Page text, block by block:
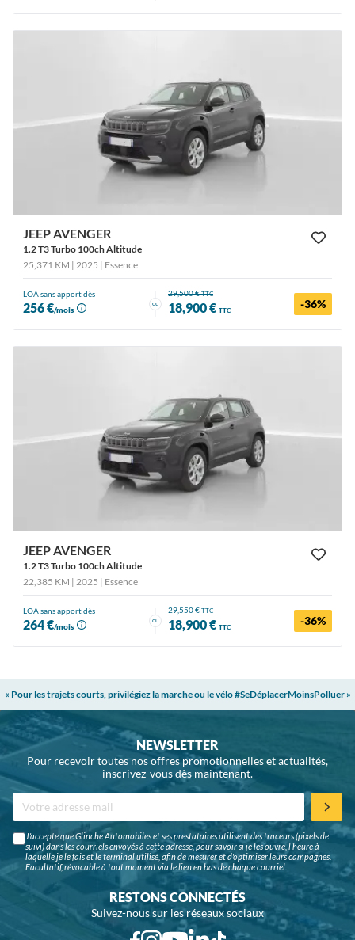
JEEP AVENGER
1.2 T3 Turbo 100ch Altitude
25,371 KM | 2025 | Essence
LOA sans apport dès
256 €/mois
ou
29,500 €TTC
18,900 € TTC -36%
JEEP AVENGER
1.2 T3 Turbo 100ch Altitude
22,385 KM | 2025 | Essence
LOA sans apport dès
264 €/mois
ou
29,550 €TTC
18,900 € TTC -36%
« Pour les trajets courts, privilégiez la marche ou le vélo #SeDéplacerMoinsPolluer »
NEWSLETTER
Pour recevoir toutes nos offres promotionnelles et actualités,
inscrivez-vous dès maintenant.
J'accepte que Glinche Automobiles et ses prestataires utilisent des traceurs (pixels de
suivi) dans les courriels envoyés à cette adresse, pour savoir si je les ouvre, l'heure à
laquelle je le fais et le terminal utilisé, afin de mesurer et d'optimiser leurs campagnes.
Facultatif, révocable à tout moment via le lien en bas de chaque courriel.
RESTONS CONNECTÉS
Suivez-nous sur les réseaux sociaux